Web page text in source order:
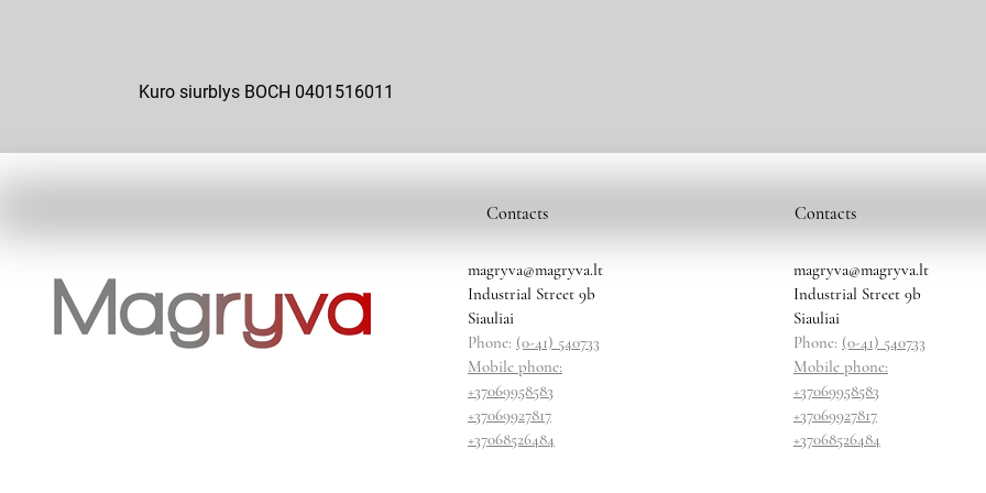
Kuro siurblys BOCH 0401516011
Contacts
magryva@magryva.lt
Industrial Street 9b
Siauliai
Phone: (0-41) 540733
Mobile phone:
+37069958583
+37069927817
+37068526484
Contacts
magryva@magryva.lt
Industrial Street 9b
Siauliai
Phone: (0-41) 540733
Mobile phone:
+37069958583
+37069927817
+37068526484